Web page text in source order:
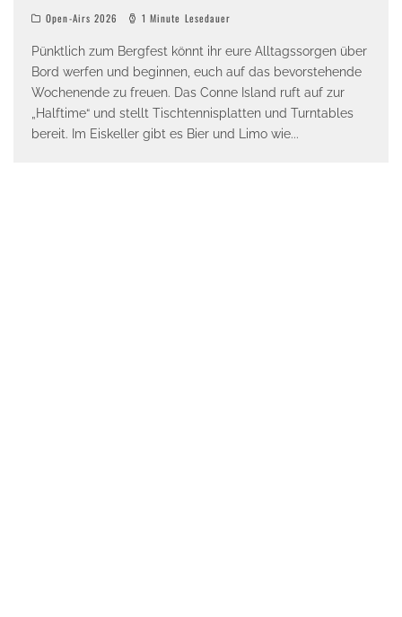
Open-Airs 2026 1 Minute Lesedauer
Pünktlich zum Bergfest könnt ihr eure Alltagssorgen über
Bord werfen und beginnen, euch auf das bevorstehende
Wochenende zu freuen. Das Conne Island ruft auf zur
„Halftime“ und stellt Tischtennisplatten und Turntables
bereit. Im Eiskeller gibt es Bier und Limo wie...